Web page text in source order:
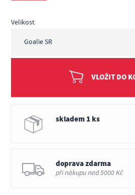
Velikost
VLOŽIT DO
skladem 1 ks
doprava zdarma
při nákupu nad 5000 Kč